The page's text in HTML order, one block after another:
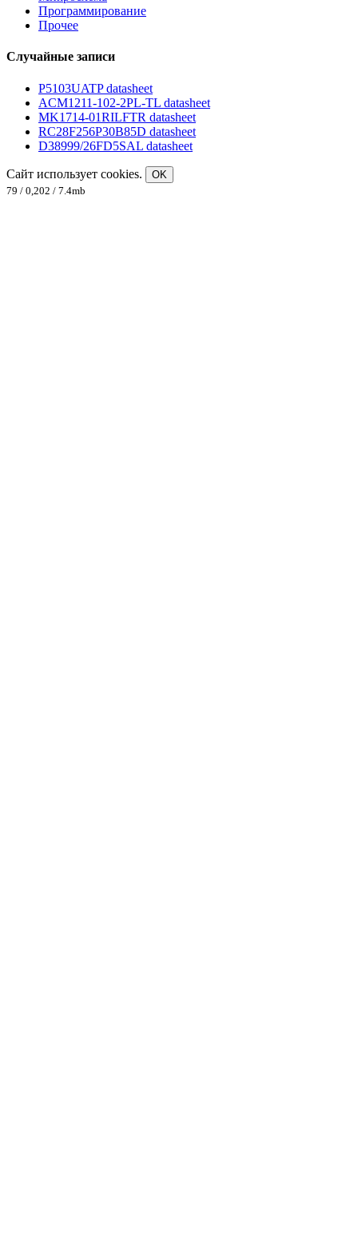
Программирование
Прочее
Случайные записи
P5103UATP datasheet
ACM1211-102-2PL-TL datasheet
MK1714-01RILFTR datasheet
RC28F256P30B85D datasheet
D38999/26FD5SAL datasheet
Сайт использует cookies.
OK
79 / 0,202 / 7.4mb